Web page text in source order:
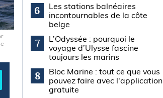
6
Les stations balnéaires
incontournables de la côte
belge
7
L’Odyssée : pourquoi le
voyage d’Ulysse fascine
toujours les marins
8
Bloc Marine : tout ce que vous
pouvez faire avec l'application
gratuite